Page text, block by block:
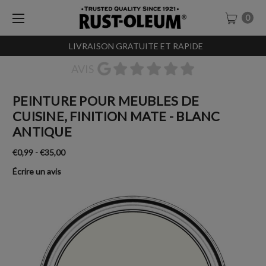
LIVRAISON GRATUITE ET RAPIDE
0
PEINTURE POUR MEUBLES DE
CUISINE, FINITION MATE - BLANC
ANTIQUE
€0,99 - €35,00
Écrire un avis